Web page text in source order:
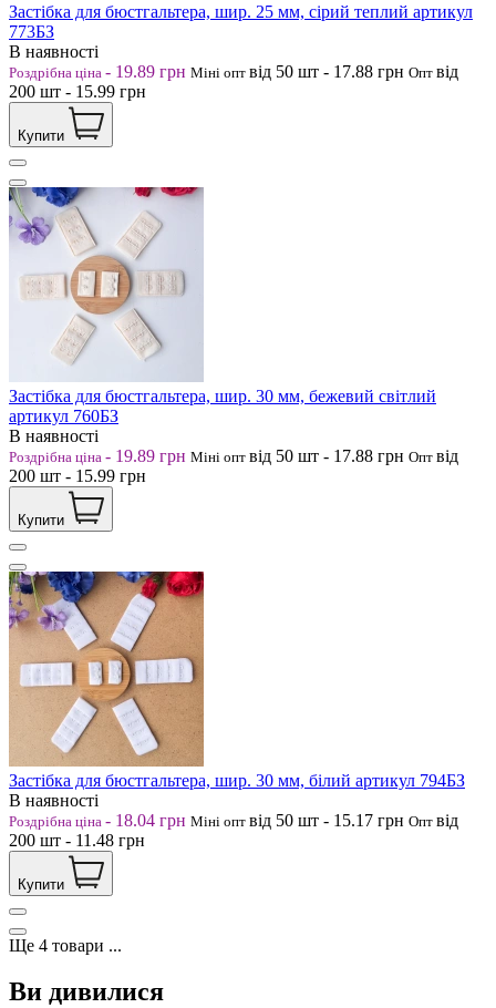
Застібка для бюстгальтера, шир. 25 мм, сірий теплий артикул
773БЗ
В наявності
Роздрібна ціна - 19.89 грн Міні опт від 50 шт - 17.88 грн Опт від
200 шт - 15.99 грн
Купити
Застібка для бюстгальтера, шир. 30 мм, бежевий світлий
артикул 760БЗ
В наявності
Роздрібна ціна - 19.89 грн Міні опт від 50 шт - 17.88 грн Опт від
200 шт - 15.99 грн
Купити
Застібка для бюстгальтера, шир. 30 мм, білий артикул 794БЗ
В наявності
Роздрібна ціна - 18.04 грн Міні опт від 50 шт - 15.17 грн Опт від
200 шт - 11.48 грн
Купити
Ще 4 товари ...
Ви дивилися